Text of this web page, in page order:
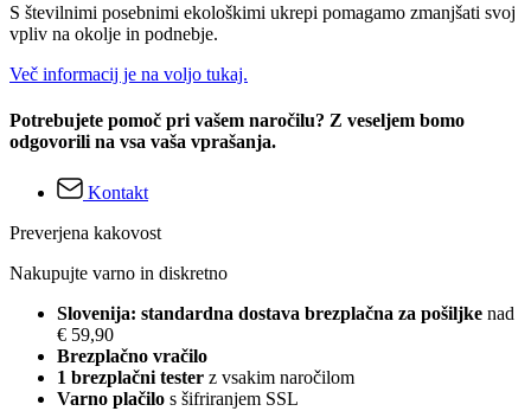
S številnimi posebnimi ekološkimi ukrepi pomagamo zmanjšati svoj
vpliv na okolje in podnebje.
Več informacij je na voljo tukaj.
Potrebujete pomoč pri vašem naročilu? Z veseljem bomo
odgovorili na vsa vaša vprašanja.
Kontakt
Preverjena kakovost
Nakupujte varno in diskretno
Slovenija: standardna dostava brezplačna za pošiljke nad
€ 59,90
Brezplačno vračilo
1 brezplačni tester z vsakim naročilom
Varno plačilo s šifriranjem SSL